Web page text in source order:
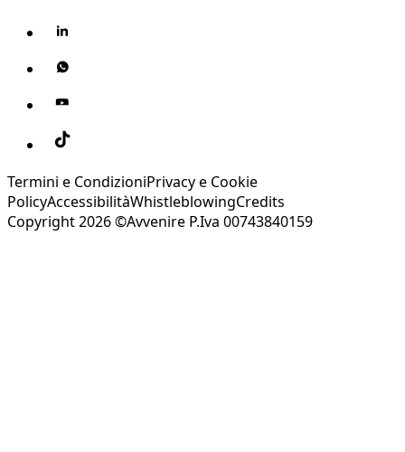
Termini e CondizioniPrivacy e Cookie
PolicyAccessibilitàWhistleblowingCredits
Copyright 2026 ©Avvenire P.Iva 00743840159